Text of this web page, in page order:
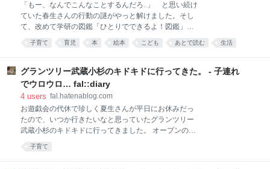
たりするので小さな手でも使いやすく設計されている
エジソンのシリーズは一押しです。おはしに関しては
「これを使っていると、普通のおはしを上手く持てな
くなる！」という話を聞いたこともありますが、現在
信をつけてあげられたのが良
「もー、なんでこんなことするんだろ‥」 と思い続け
ていた春生さんの行動の謎がやっと解けました。そし
て、改めて学研の図鑑「ひとりでできるよ！図鑑」の
素晴らしさに感心しています。 不思議に思っていた行
動はこれ！いつも気がつくとおむつ処理機の上にハン
たむのをさぼって放置している洗濯物の山があるので
そこから持ってきて置いているようです。片付けても
片付けてもすぐにまた置いてあるのでかなり気になっ
時に謎が解けました。春生さんが「これだーれの!?」
と言いながら洗濯物を持ってゆらゆら揺らしていたの
で遊んでいると思いきや、せっせとたたみ始めたので
す。 たたんだ洗濯物はきれいにテーブルの上に並べら
子育て 育児 本 絵本 こども あとで読む 生活
グランツリー武蔵小杉のキドキドに行ってきた。 - 子連れ
でウロウロ… fal::diary
4 users fal.hatenablog.com
お遊戯会の代休で珍しく夏生さんが平日にお休みだっ
たので、いつか行きたいなと思っていたグランツリー
武蔵小杉のキドキドに行ってきました。 オープンの
10:00前に到着する予定が、準備にもたついて10:05の
到着になってしまいました。もう行列ができてるー！
子育て